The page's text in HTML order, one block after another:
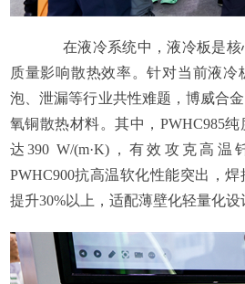
在液冷系统中，液冷板是
质量影响散热效率。针对当前液冷
泡、泄漏等行业共性难题，博威合
氧铜散热材料。其中，PWHC985纯
达390 W/(m·K)，有效攻克高温
PWHC900抗高温软化性能突出，
提升30%以上，适配薄壁化轻量化设